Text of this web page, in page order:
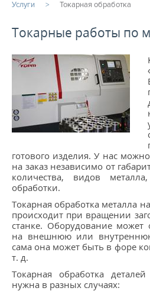
СТАТЬИ
Расточные работы
Фрезерная обработка
Услуги ЧПУ
Услуги металлообработки
Фрезеровка ЧПУ
...
КОНТАКТЫ
МЕТАЛЛ ВЕЛИКИЙ НОВГОРОД
Услуги Токарная обработка
Токарные работы по
готового изделия. У нас
на заказ независимо от
количества, видов
обработки.
Токарная обработка металла
происходит при вращении
станке. Оборудование может
на внешнюю или
сама она может быть в форе
т. д.
Токарная обработка
нужна в разных случаях: